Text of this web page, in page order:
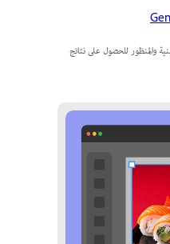
والمنظور للحصول على نتائج